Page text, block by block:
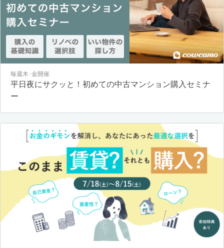
毎週木･金開催
平日夜にサクッと！初めての中古マンション購入セミナ
ー